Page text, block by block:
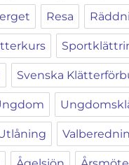
Resa
Svenska